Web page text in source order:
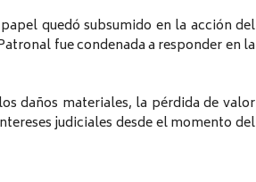
quedó subsumido en la acción del
fue condenada a responder en la
daños materiales, la pérdida de valor
judiciales desde el momento del